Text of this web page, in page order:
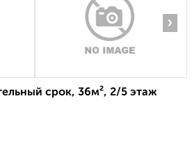
›
срок, 36м², 2/5 этаж